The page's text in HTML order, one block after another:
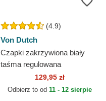
(4.9)
Von Dutch
Czapki zakrzywiona biały
taśma regulowana
JACKBWR Von Dutch
129,95 zł
Odbierz to od 11 - 12 sierpie